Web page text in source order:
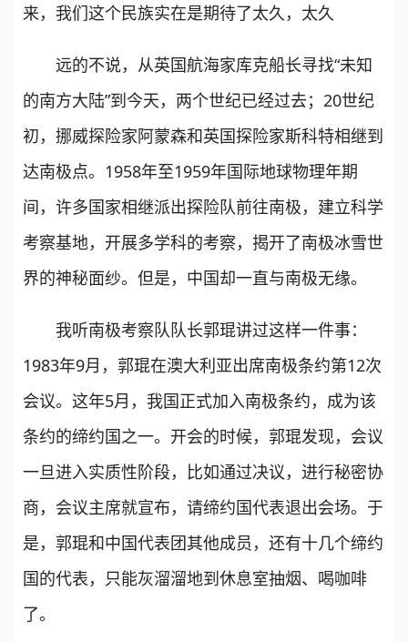
来，我们这个民族实在是期待了太久，太久
远的不说，从英国航海家库克船长寻找“未知
的南方大陆”到今天，两个世纪已经过去；20世纪
初，挪威探险家阿蒙森和英国探险家斯科特相继到
达南极点。1958年至1959年国际地球物理年期
间，许多国家相继派出探险队前往南极，建立科学
考察基地，开展多学科的考察，揭开了南极冰雪世
界的神秘面纱。但是，中国却一直与南极无缘。
我听南极考察队队长郭琨讲过这样一件事：
1983年9月，郭琨在澳大利亚出席南极条约第12次
会议。这年5月，我国正式加入南极条约，成为该
条约的缔约国之一。开会的时候，郭琨发现，会议
一旦进入实质性阶段，比如通过决议，进行秘密协
商，会议主席就宣布，请缔约国代表退出会场。于
是，郭琨和中国代表团其他成员，还有十几个缔约
国的代表，只能灰溜溜地到休息室抽烟、喝咖啡
了。